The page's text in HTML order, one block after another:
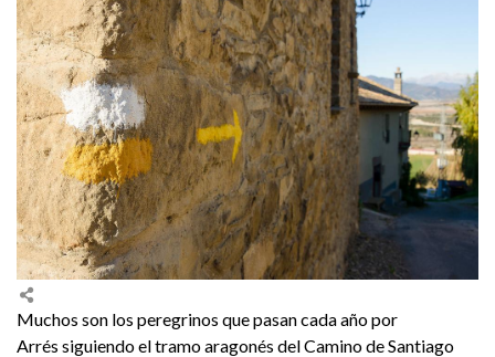
Muchos son los peregrinos que pasan cada año por
Arrés siguiendo el tramo aragonés del Camino de Santiago